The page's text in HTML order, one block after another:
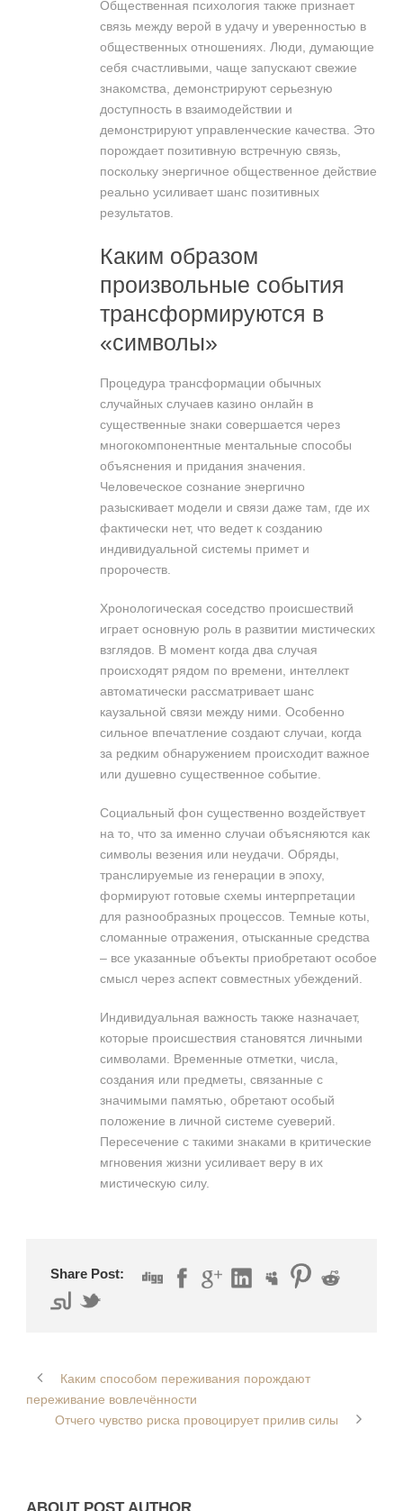
Общественная психология также признает
связь между верой в удачу и уверенностью в
общественных отношениях. Люди, думающие
себя счастливыми, чаще запускают свежие
знакомства, демонстрируют серьезную
доступность в взаимодействии и
демонстрируют управленческие качества. Это
порождает позитивную встречную связь,
поскольку энергичное общественное действие
реально усиливает шанс позитивных
результатов.
Каким образом
произвольные события
трансформируются в
«символы»
Процедура трансформации обычных
случайных случаев казино онлайн в
существенные знаки совершается через
многокомпонентные ментальные способы
объяснения и придания значения.
Человеческое сознание энергично
разыскивает модели и связи даже там, где их
фактически нет, что ведет к созданию
индивидуальной системы примет и
пророчеств.
Хронологическая соседство происшествий
играет основную роль в развитии мистических
взглядов. В момент когда два случая
происходят рядом по времени, интеллект
автоматически рассматривает шанс
каузальной связи между ними. Особенно
сильное впечатление создают случаи, когда
за редким обнаружением происходит важное
или душевно существенное событие.
Социальный фон существенно воздействует
на то, что за именно случаи объясняются как
символы везения или неудачи. Обряды,
транслируемые из генерации в эпоху,
формируют готовые схемы интерпретации
для разнообразных процессов. Темные коты,
сломанные отражения, отысканные средства
– все указанные объекты приобретают особое
смысл через аспект совместных убеждений.
Индивидуальная важность также назначает,
которые происшествия становятся личными
символами. Временные отметки, числа,
создания или предметы, связанные с
значимыми памятью, обретают особый
положение в личной системе суеверий.
Пересечение с такими знаками в критические
мгновения жизни усиливает веру в их
мистическую силу.
Share Post:
Каким способом переживания порождают
переживание вовлечённости
Отчего чувство риска провоцирует прилив силы